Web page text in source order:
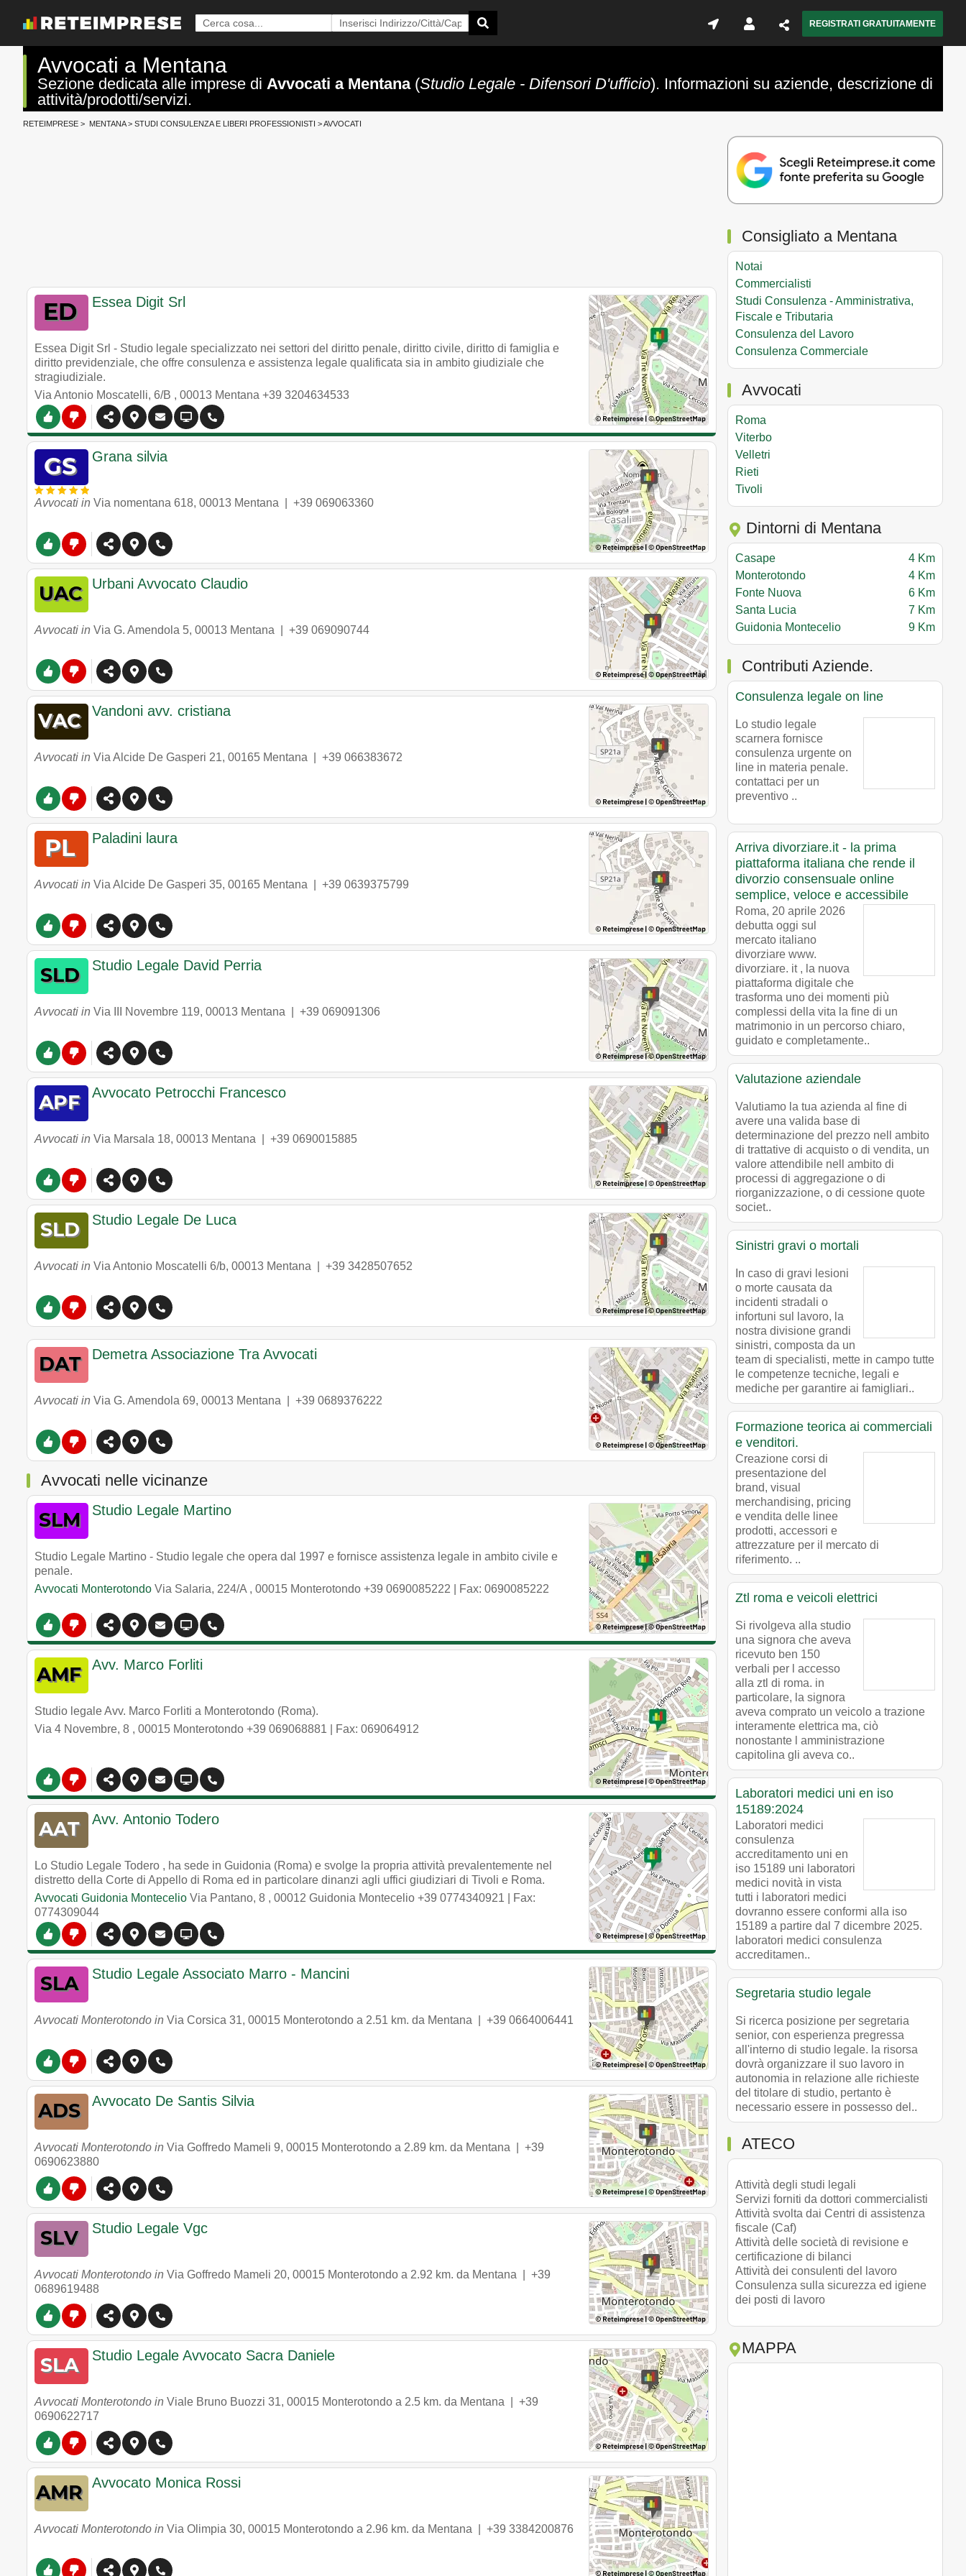
REGISTRATI GRATUITAMENTE
Avvocati a Mentana
Sezione dedicata alle imprese di Avvocati a Mentana(Studio Legale - Difensori D'ufficio). Informazioni su aziende, descrizione di
attività/prodotti/servizi.
RETEIMPRESE > MENTANA> STUDI CONSULENZA E LIBERI PROFESSIONISTI >AVVOCATI
Essea Digit Srl
Essea Digit Srl - Studio legale specializzato nei settori del diritto penale, diritto civile, diritto di famiglia e
diritto previdenziale, che offre consulenza e assistenza legale qualificata sia in ambito giudiziale che
stragiudiziale.
Via Antonio Moscatelli, 6/B , 00013 Mentana +39 3204634533
Grana silvia
Avvocati in Via nomentana 618, 00013 Mentana +39 069063360
Urbani Avvocato Claudio
Avvocati in Via G. Amendola 5, 00013 Mentana +39 069090744
Vandoni avv. cristiana
Avvocati in Via Alcide De Gasperi 21, 00165 Mentana +39 066383672
Paladini laura
Avvocati in Via Alcide De Gasperi 35, 00165 Mentana +39 0639375799
Studio Legale David Perria
Avvocati in Via III Novembre 119, 00013 Mentana +39 069091306
Avvocato Petrocchi Francesco
Avvocati in Via Marsala 18, 00013 Mentana +39 0690015885
Studio Legale De Luca
Avvocati in Via Antonio Moscatelli 6/b, 00013 Mentana +39 3428507652
Demetra Associazione Tra Avvocati
Avvocati in Via G. Amendola 69, 00013 Mentana +39 0689376222
Avvocati nelle vicinanze
Studio Legale Martino
Studio Legale Martino - Studio legale che opera dal 1997 e fornisce assistenza legale in ambito civile e
penale.
Avvocati Monterotondo Via Salaria, 224/A , 00015 Monterotondo +39 0690085222 | Fax: 0690085222
Avv. Marco Forliti
Studio legale Avv. Marco Forliti a Monterotondo (Roma).
Via 4 Novembre, 8 , 00015 Monterotondo +39 069068881 | Fax: 069064912
Avv. Antonio Todero
Lo Studio Legale Todero , ha sede in Guidonia (Roma) e svolge la propria attività prevalentemente nel
distretto della Corte di Appello di Roma ed in particolare dinanzi agli uffici giudiziari di Tivoli e Roma.
Avvocati Guidonia Montecelio Via Pantano, 8 , 00012 Guidonia Montecelio +39 0774340921 | Fax:
0774309044
Studio Legale Associato Marro - Mancini
Avvocati Monterotondo in Via Corsica 31, 00015 Monterotondo a 2.51 km. da Mentana | +39 0664006441
Avvocato De Santis Silvia
Avvocati Monterotondo in Via Goffredo Mameli 9, 00015 Monterotondo a 2.89 km. da Mentana | +39
0690623880
Studio Legale Vgc
Avvocati Monterotondo in Via Goffredo Mameli 20, 00015 Monterotondo a 2.92 km. da Mentana | +39
0689619488
Studio Legale Avvocato Sacra Daniele
Avvocati Monterotondo in Viale Bruno Buozzi 31, 00015 Monterotondo a 2.5 km. da Mentana | +39
0690622717
Avvocato Monica Rossi
Avvocati Monterotondo in Via Olimpia 30, 00015 Monterotondo a 2.96 km. da Mentana | +39 3384200876
Consigliato a Mentana
Notai
Commercialisti
Studi Consulenza - Amministrativa,
Fiscale e Tributaria
Consulenza del Lavoro
Consulenza Commerciale
Avvocati
Roma
Viterbo
Velletri
Rieti
Tivoli
Dintorni di Mentana
Casape
4 Km
Monterotondo
4 Km
Fonte Nuova
6 Km
Santa Lucia
7 Km
Guidonia Montecelio
9 Km
Contributi Aziende.
Consulenza legale on line
Lo studio legale
scarnera fornisce
consulenza urgente on
line in materia penale.
contattaci per un
preventivo ..
Arriva divorziare.it - la prima
piattaforma italiana che rende il
divorzio consensuale online
semplice, veloce e accessibile
Roma, 20 aprile 2026
debutta oggi sul
mercato italiano
divorziare www.
divorziare. it , la nuova
piattaforma digitale che
trasforma uno dei momenti più
complessi della vita la fine di un
matrimonio in un percorso chiaro,
guidato e completamente..
Valutazione aziendale
Valutiamo la tua azienda al fine di
avere una valida base di
determinazione del prezzo nell ambito
di trattative di acquisto o di vendita, un
valore attendibile nell ambito di
processi di aggregazione o di
riorganizzazione, o di cessione quote
societ..
Sinistri gravi o mortali
In caso di gravi lesioni
o morte causata da
incidenti stradali o
infortuni sul lavoro, la
nostra divisione grandi
sinistri, composta da un
team di specialisti, mette in campo tutte
le competenze tecniche, legali e
mediche per garantire ai famigliari..
Formazione teorica ai commerciali
e venditori.
Creazione corsi di
presentazione del
brand, visual
merchandising, pricing
e vendita delle linee
prodotti, accessori e
attrezzature per il mercato di
riferimento. ..
Ztl roma e veicoli elettrici
Si rivolgeva alla studio
una signora che aveva
ricevuto ben 150
verbali per l accesso
alla ztl di roma. in
particolare, la signora
aveva comprato un veicolo a trazione
interamente elettrica ma, ciò
nonostante l amministrazione
capitolina gli aveva co..
Laboratori medici uni en iso
15189:2024
Laboratori medici
consulenza
accreditamento uni en
iso 15189 uni laboratori
medici novità in vista
tutti i laboratori medici
dovranno essere conformi alla iso
15189 a partire dal 7 dicembre 2025.
laboratori medici consulenza
accreditamen..
Segretaria studio legale
Si ricerca posizione per segretaria
senior, con esperienza pregressa
all'interno di studio legale. la risorsa
dovrà organizzare il suo lavoro in
autonomia in relazione alle richieste
del titolare di studio, pertanto è
necessario essere in possesso del..
ATECO
Attività degli studi legali
Servizi forniti da dottori commercialisti
Attività svolta dai Centri di assistenza
fiscale (Caf)
Attività delle società di revisione e
certificazione di bilanci
Attività dei consulenti del lavoro
Consulenza sulla sicurezza ed igiene
dei posti di lavoro
MAPPA